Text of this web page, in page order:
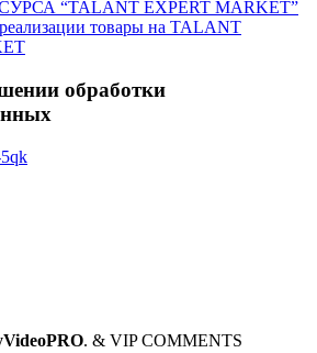
“TALANT EXPERT MARKET”
товары на TALANT
обработки
. & VIP COMMENTS